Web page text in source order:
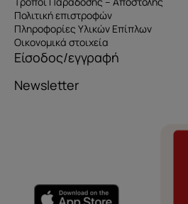
e-mail
Πολιτική επιστροφών
Πληροφορίες Υλικών Επίπλων
Οικονομικά στοιχεία
Είσοδος/εγγραφή
Newsletter